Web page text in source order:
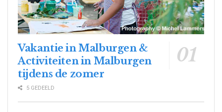
Vakantie in Malburgen &
Activiteiten in Malburgen
tijdens de zomer
5 GEDEELD